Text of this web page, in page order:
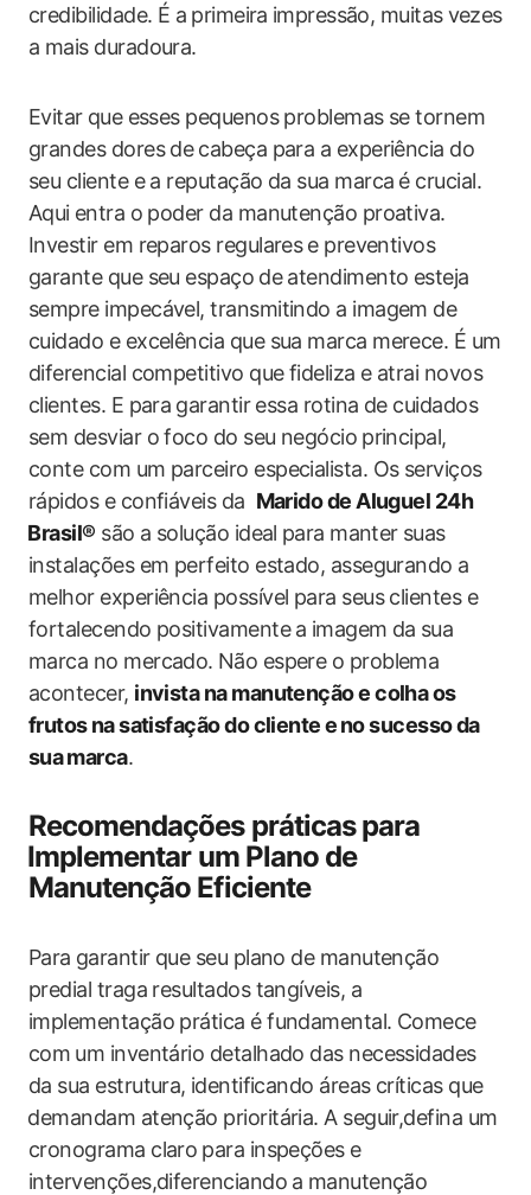
credibilidade. É a⁤ primeira ⁢impressão, muitas ⁣vezes
a mais duradoura.
Evitar ⁤que esses pequenos problemas se tornem⁢
grandes dores de ⁢cabeça para a experiência do
seu cliente e‌ a reputação da sua marca⁤ é crucial.​
Aqui ⁤entra o‍ poder da manutenção​ proativa.
Investir em reparos ‍regulares⁤ e preventivos
garante que seu espaço⁢ de atendimento esteja
sempre impecável, transmitindo​ a imagem de
cuidado e excelência que sua marca merece.‌ É um
diferencial competitivo que fideliza​ e atrai novos
clientes.‌ E‌ para⁣ garantir essa rotina de cuidados
sem desviar o foco do seu negócio⁢ principal,
conte com um parceiro especialista. Os serviços
rápidos e confiáveis da ‌ Marido‌ de Aluguel 24h
⁣Brasil® ‍são a solução ideal⁤ para manter ⁣suas
instalações‌ em perfeito estado, assegurando a
melhor experiência possível para​ seus clientes e
fortalecendo positivamente ⁣a imagem da⁢ sua
marca‍ no mercado. ⁤Não espere o problema
acontecer, invista na‌ manutenção e‌ colha os​
frutos⁢ na satisfação do cliente ⁣e ⁤no ‌sucesso ⁣da
sua ⁤marca.
Recomendações práticas para
⁣Implementar um Plano de
Manutenção Eficiente
Para ⁣garantir que seu plano​ de manutenção
predial traga ‍resultados tangíveis, a
implementação prática​ é fundamental.‍ Comece
com⁢ um inventário detalhado das‌ necessidades
da sua estrutura, ⁤identificando áreas ‌críticas ‍que
⁢demandam atenção prioritária. A seguir,defina um
cronograma ​claro⁤ para inspeções ‌e⁣
intervenções,diferenciando⁤ a manutenção